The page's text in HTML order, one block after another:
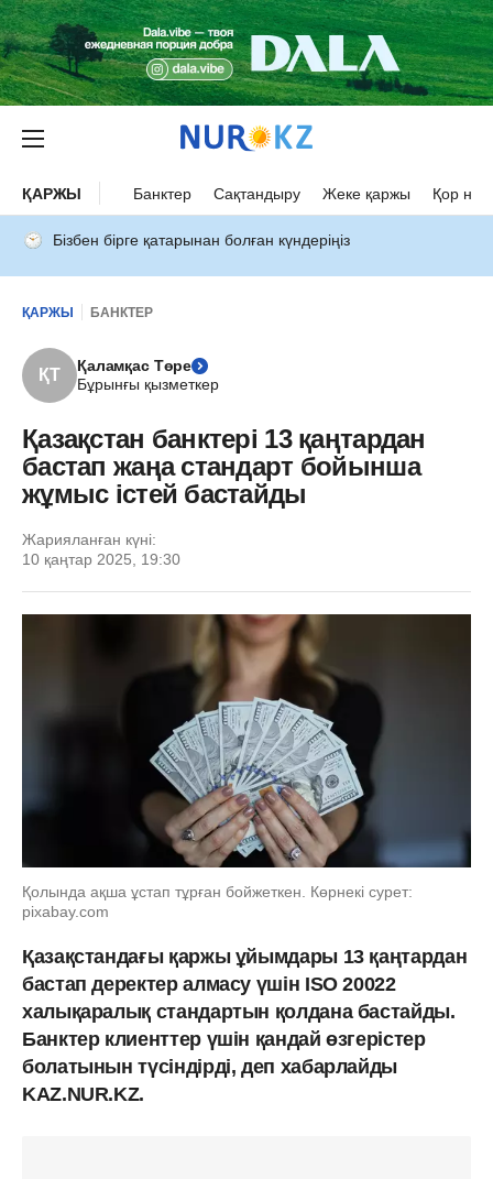
ҚАРЖЫ Банктер Сақтандыру Жеке қаржы Қор
Бізбен бірге қатарынан болған күндеріңіз
ҚАРЖЫ БАНКТЕР
ҚТ
Қаламқас Төре
Бұрынғы қызметкер
Қазақстан банктері 13 қаңтардан
бастап жаңа стандарт бойынша
жұмыс істей бастайды
Жарияланған күні:
10 қаңтар 2025, 19:30
Қолында ақша ұстап тұрған бойжеткен. Көрнекі сурет:
pixabay.com
Қазақстандағы қаржы ұйымдары 13 қаңтардан
бастап деректер алмасу үшін ISO 20022
халықаралық стандартын қолдана бастайды.
Банктер клиенттер үшін қандай өзгерістер
болатынын түсіндірді, деп хабарлайды
KAZ.NUR.KZ.